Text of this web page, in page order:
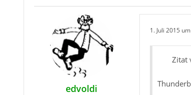
edvoldi
1. Juli 2015
Zitat